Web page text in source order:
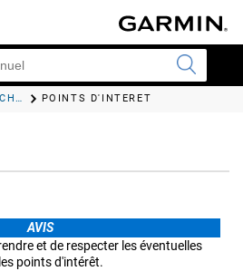
RECHERCHE ET ENREGISTREMENT DE DESTINATIONS POINTS D'INTÉRÊT
AVIS
et de respecter les éventuelles
points d'intérêt.